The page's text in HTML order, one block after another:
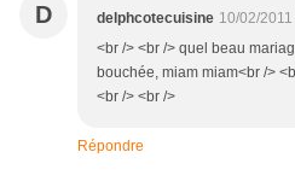
D delphcotecuisine 10/02/
<br /> <br /> quel beau
bouchée, miam miam<br />
<br /> <br />
Répondre